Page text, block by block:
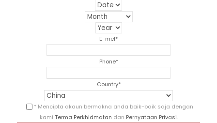
E-mel*
Phone*
Country*
* Mencipta akaun bermakna anda baik-baik saja dengan
kami Terma Perkhidmatan dan Pernyataan Privasi.